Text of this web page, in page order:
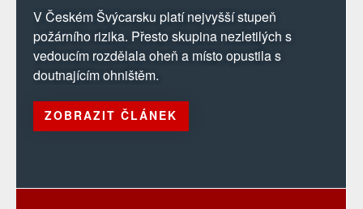
V Českém Švýcarsku platí nejvyšší stupeň
požárního rizika. Přesto skupina nezletilých s
vedoucím rozdělala oheň a místo opustila s
doutnajícím ohništěm.
ZOBRAZIT ČLÁNEK